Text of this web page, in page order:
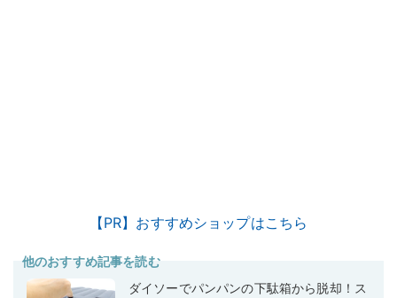
【PR】おすすめショップはこちら
他のおすすめ記事を読む
ダイソーでパンパンの下駄箱から脱却！ス